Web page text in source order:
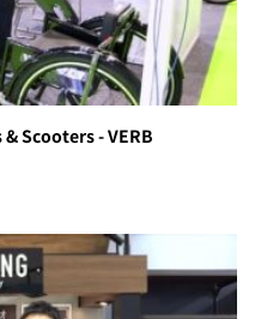
Scooters - VERB